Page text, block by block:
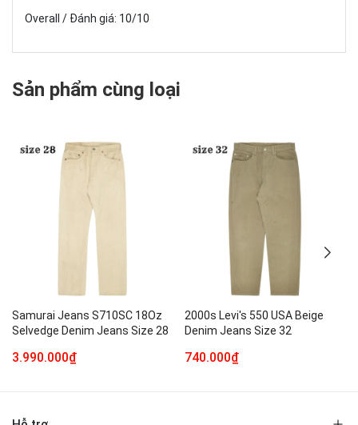
Overall / Đánh giá: 10/10
Sản phẩm cùng loại
Samurai Jeans S710SC 18Oz
Selvedge Denim Jeans Size 28
3.990.000₫
2000s Levi's 550 USA Beige
Denim Jeans Size 32
740.000₫